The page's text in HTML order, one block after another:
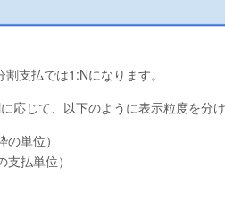
支払では1:Nになります。
じて、以下のように表示粒度を分け
単位）
払単位）